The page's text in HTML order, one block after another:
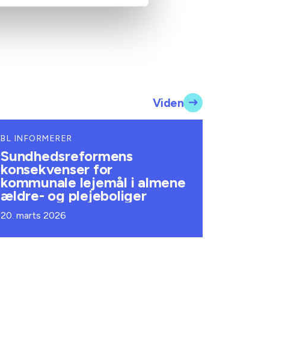
Viden
BL INFORMERER
Sundhedsreformens
konsekvenser for
kommunale lejemål i almene
ældre- og plejeboliger
20. marts 2026